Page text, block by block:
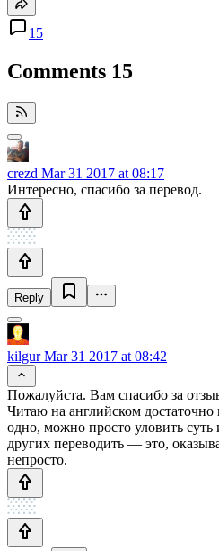
15
Comments 15
crezd Mar 31 2017 at 08:17
Интересно, спасибо за перевод.
Reply
kilgurMar 31 2017 at 08:42
Пожалуйста. Вам спасибо за
Читаю на английском
одно, можно просто уловить
других переводить — это,
непросто.